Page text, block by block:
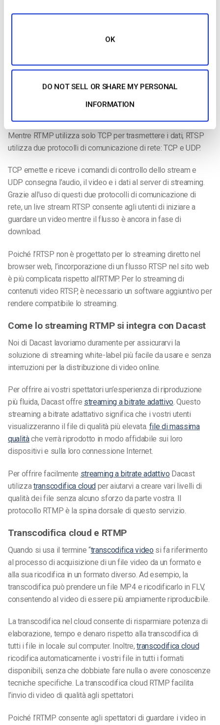
OK
DO NOT SELL OR SHARE MY PERSONAL
INFORMATION
RTMP, è necessario disporre di una
volta che avete tutte le attrezzature giuste,ilprotocollo di
RTMPvi aiuterà a far arrivare i vostri contenuti ai
Come funziona RTSP per lo streaming
Mentre RTMP utilizza solo TCP per trasmettere i dati, RTSP
utilizza due protocolli di comunicazione di rete: TCP e UDP.
TCP emette e riceve i comandi di controllo dello stream e
UDP consegna l’audio, il video e i dati al server di streaming.
Grazie all’uso di questi due protocolli di comunicazione di
rete, un live stream RTSP consente agli utenti di iniziare a
guardare un video mentre il flusso è ancora in fase di
download.
Poiché l’RTSP non è progettato per lo streaming diretto nel
browser web, l’incorporazione di un flusso RTSP nel sito web
è più complicata rispetto all’RTMP. Per lo streaming di
contenuti video RTSP, è necessario un software aggiuntivo per
rendere compatibile lo streaming.
Come lo streaming RTMP si integra con Dacast
Noi di Dacast lavoriamo duramente per assicurarvi la
soluzione di streaming white-label più facile da usare e senza
interruzioni per la distribuzione di video online.
Per offrire ai vostri spettatori un’esperienza di riproduzione
più fluida, Dacast offre streaming a bitrate adattivo. Questo
streaming a bitrate adattativo significa che i vostri utenti
visualizzeranno il file di qualità più elevata. file di massima
qualitàche verrà riprodotto in modo affidabile sui loro
dispositivi e sulla loro connessione Internet.
Per offrire facilmente streaming a bitrate adattivo Dacast
utilizzatranscodifica cloud per aiutarvi a creare vari livelli di
qualità dei file senza alcuno sforzo da parte vostra. Il
protocollo RTMP è la spina dorsale di questo servizio.
Transcodifica cloud e RTMP
Quando si usa il termine “transcodifica video si fa riferimento
al processo di acquisizione di un file video da un formato e
alla sua ricodifica in un formato diverso. Ad esempio, la
transcodifica può prendere un file MP4 e ricodificarlo in FLV,
consentendo al video di essere più ampiamente riproducibile.
La transcodifica nel cloud consente di risparmiare potenza di
elaborazione, tempo e denaro rispetto alla transcodifica di
tutti i file in locale sul computer. Inoltre,transcodifica cloud
ricodifica automaticamente i vostri file in tutti i formati
disponibili, senza che dobbiate fare nulla o avere conoscenze
tecniche specifiche. La transcodifica cloud RTMP facilita
l’invio di video di qualità agli spettatori.
Poiché l’RTMP consente agli spettatori di guardare i video in